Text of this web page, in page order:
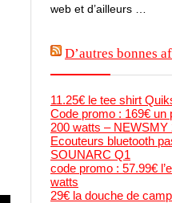
web et d’ailleurs …
D’autres bonnes
11.25€ le tee shirt
Code promo : 169€ un
200 watts – NEWSMY
Ecouteurs bluetooth
SOUNARC Q1
code promo : 57.99€
watts
29€ la douche de